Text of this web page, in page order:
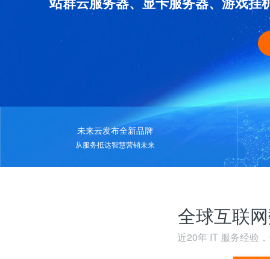
未来云发布全新品牌
从服务抵达智慧营销未来
全球互联
近20年 IT 服务经验